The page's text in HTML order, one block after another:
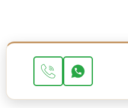
والجاردن فيلا والسكاي
حتى600 م²
يناسب